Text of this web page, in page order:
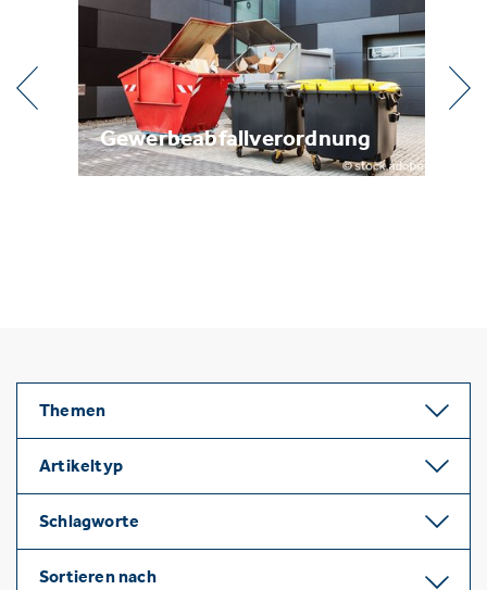
Gewerbeabfallverordnung
Themen
Artikeltyp
Schlagworte
Sortieren nach